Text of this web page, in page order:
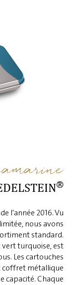
®
l'année 2016. Vu
nous avons
standard.
turquoise, est
Les cartouches
coffret métallique
capacité. Chaque